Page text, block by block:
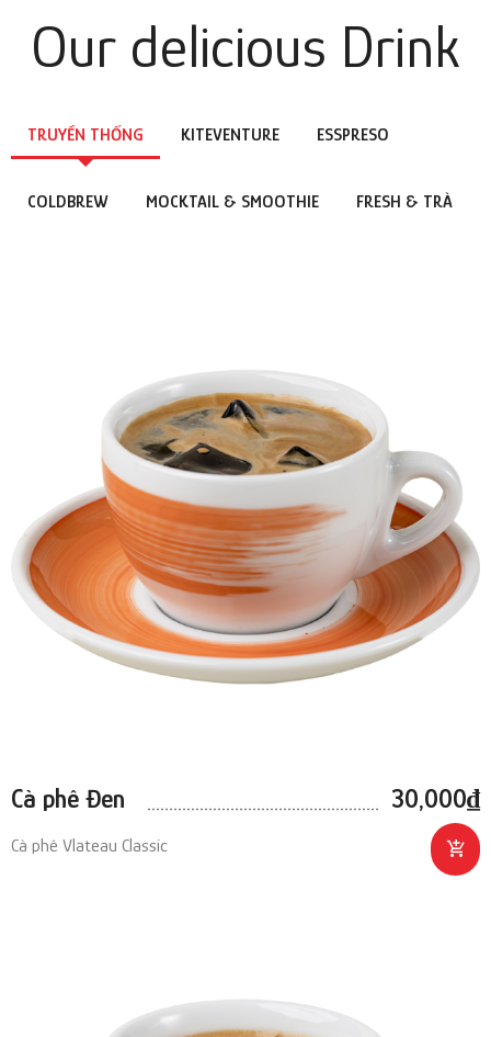
Our delicious Drink
TRUYỀN THỐNG KITEVENTURE ESSPRESO
COLDBREW MOCKTAIL & SMOOTHIE FRESH & TRÀ
Cà phê Đen 30,000₫
Cà phê Vlateau Classic